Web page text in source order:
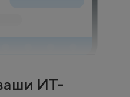
ИТ-